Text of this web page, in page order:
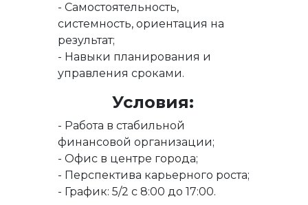
- Самостоятельность,
системность, ориентация на
результат;
- Навыки планирования и
управления сроками.
Условия:
- Работа в стабильной
финансовой организации;
- Офис в центре города;
- Перспектива карьерного роста;
- График: 5/2 с 8:00 до 17:00.